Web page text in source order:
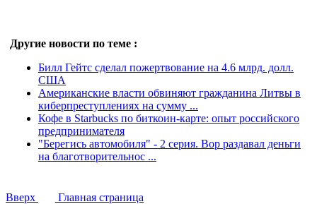
Другие новости по теме :
Билл Гейтс сделал пожертвование на 4.6 млрд. долл.
США
Американские власти обвиняют гражданина Литвы в
киберпреступлениях на сумму ...
Кофе в Starbucks по биткоин-карте: опыт российского
предпринимателя
"Берегись автомобиля" - 2 серия. Вор раздавал деньги
на благотворительнос ...
Вверх Главная страница